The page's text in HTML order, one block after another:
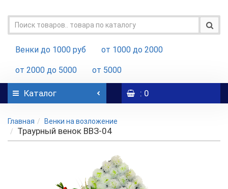
Венки до 1000 руб от 1000 до 2000
от 2000 до 5000 от 5000
Каталог : 0
Главная Венки на возложение
Траурный венок BВЗ-04